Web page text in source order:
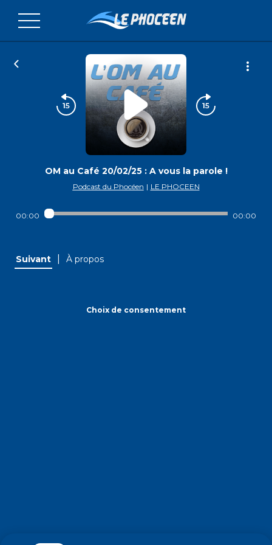
OM au Café 20/02/25 : A vous la parole !
Podcast du Phocéen | LE PHOCEEN
00:00 00:00
Suivant À propos
Choix de consentement